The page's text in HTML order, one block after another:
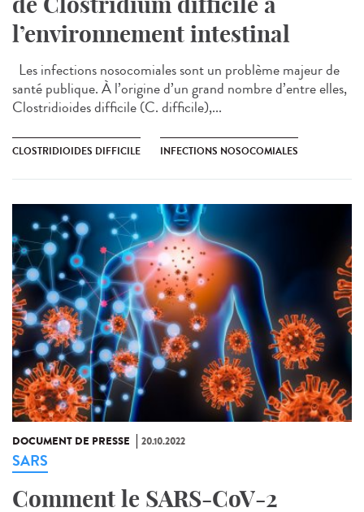
l’environnement intestinal
Les infections nosocomiales sont un problème majeur de
santé publique. À l’origine d’un grand nombre d’entre elles,
Clostridioides difficile (C. difficile),...
CLOSTRIDIOIDES DIFFICILE INFECTIONS NOSOCOMIALES
DOCUMENT DE PRESSE 20.10.2022
SARS
Comment le SARS-CoV-2